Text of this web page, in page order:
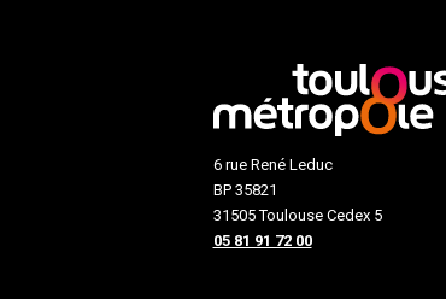
6 rue René Leduc
BP 35821
31505 Toulouse Cedex 5
05 81 91 72 00